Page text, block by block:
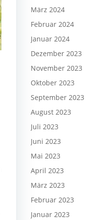
März 2024
Februar 2024
Januar 2024
Dezember 2023
November 2023
Oktober 2023
September 2023
August 2023
Juli 2023
Juni 2023
Mai 2023
April 2023
März 2023
Februar 2023
Januar 2023